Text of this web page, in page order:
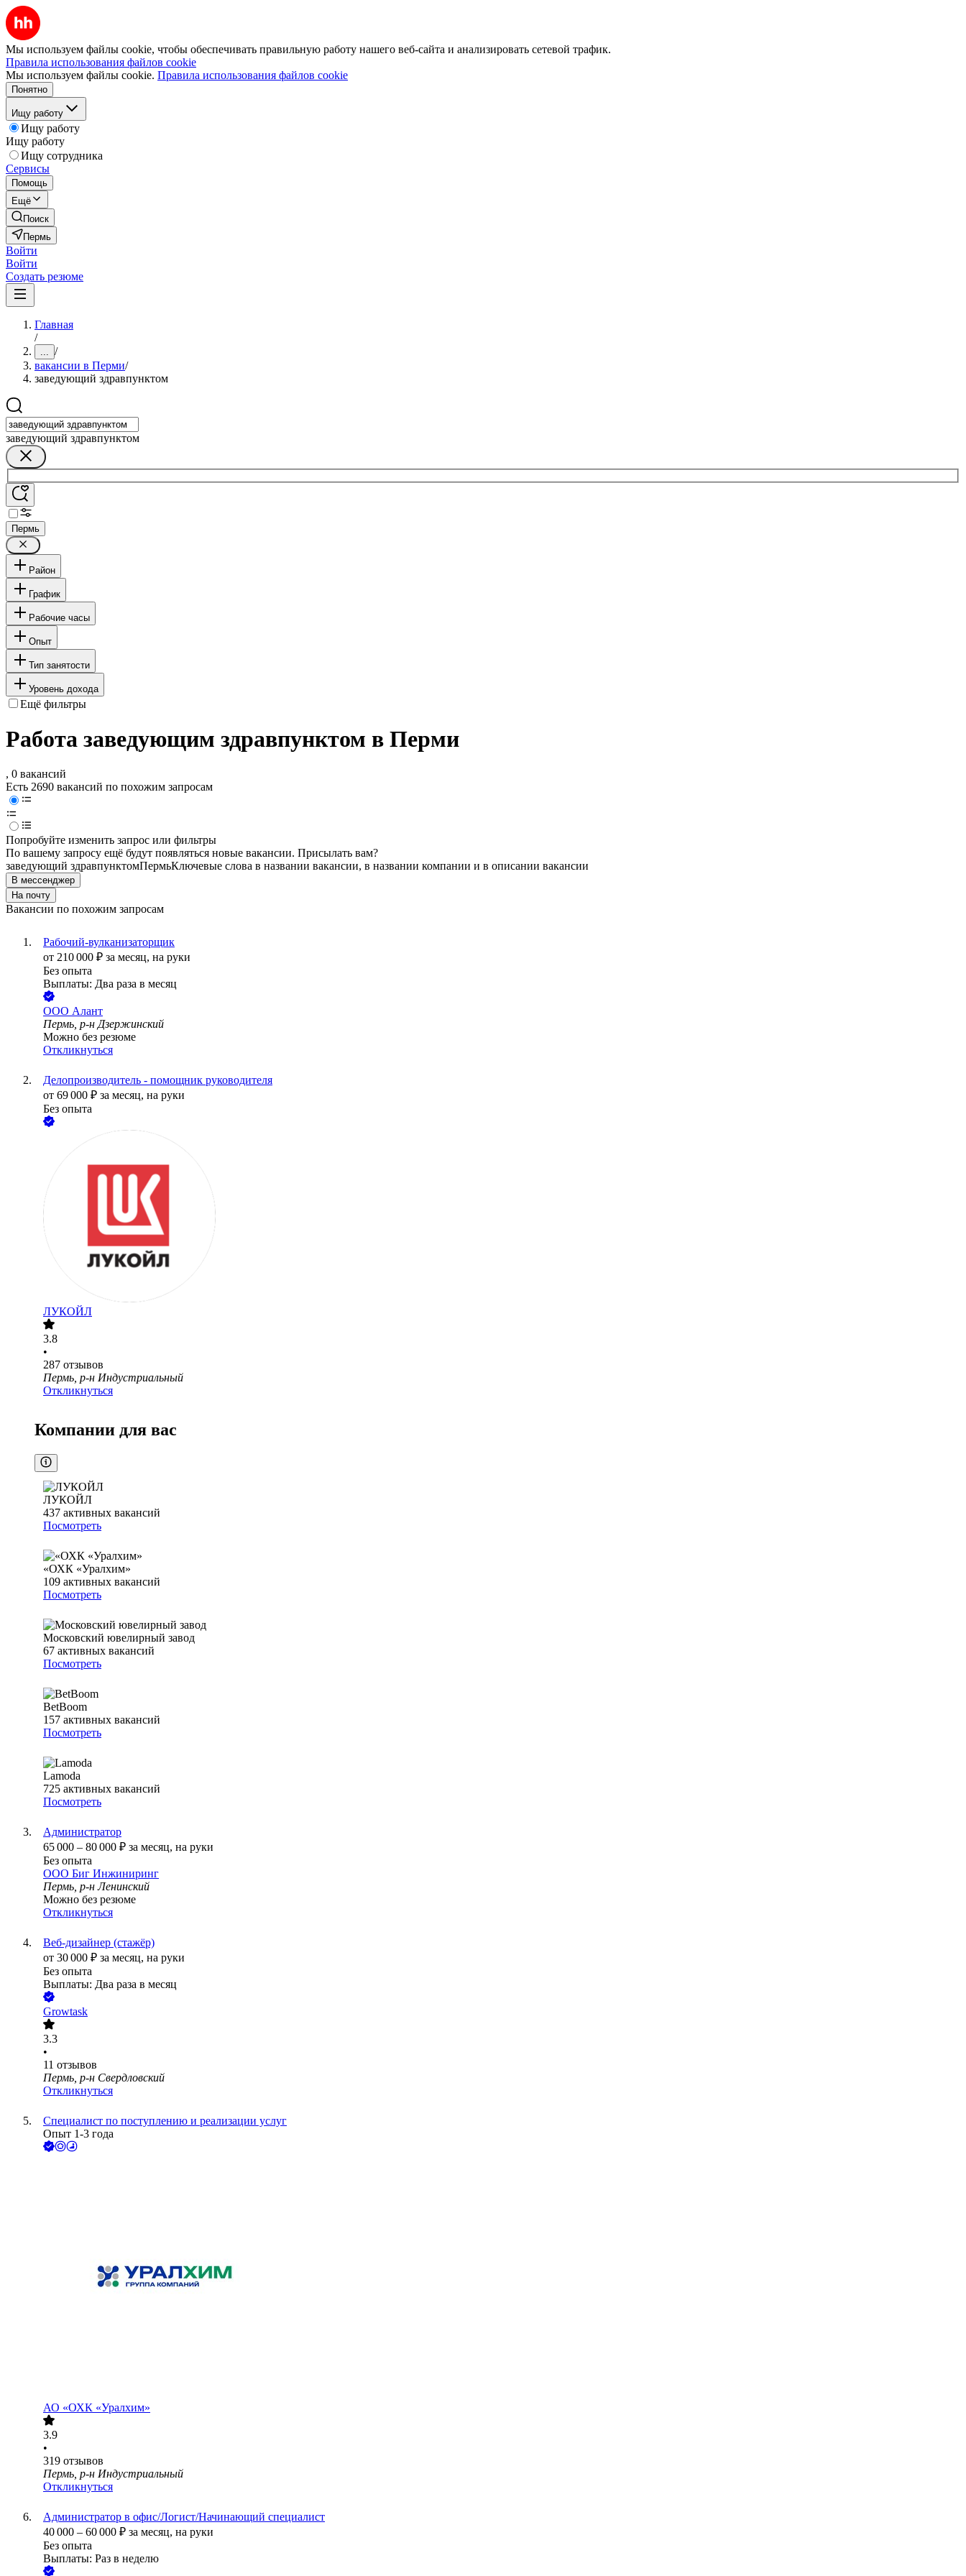
Мы используем файлы cookie, чтобы обеспечивать правильную работу нашего веб-сайта и анализировать сетевой трафик.
Правила использования файлов cookie
Мы используем файлы cookie. Правила использования файлов cookie
Понятно
Ищу работу
Ищу работу
Ищу работу
Ищу сотрудника
Сервисы
Помощь
Ещё
Поиск
Пермь
Войти
Войти
Создать резюме
Главная
/
... /
вакансии в Перми/
заведующий здравпунктом
заведующий здравпунктом
Пермь
Район
График
Рабочие часы
Опыт
Тип занятости
Уровень дохода
Ещё фильтры
Работа заведующим здравпунктом в Перми
, 0 вакансий
Есть 2690 вакансий по похожим запросам
Попробуйте изменить запрос или фильтры
По вашему запросу ещё будут появляться новые вакансии. Присылать вам?
заведующий здравпунктомПермьКлючевые слова в названии вакансии, в названии компании и в описании вакансии
В мессенджер
На почту
Вакансии по похожим запросам
Рабочий-вулканизаторщик
от 210 000 ₽ за месяц, на руки
Без опыта
Выплаты: Два раза в месяц
ООО Алант
Пермь, р-н Дзержинский
Можно без резюме
Откликнуться
Делопроизводитель - помощник руководителя
от 69 000 ₽ за месяц, на руки
Без опыта
ЛУКОЙЛ
3.8
•
287 отзывов
Пермь, р-н Индустриальный
Откликнуться
Компании для вас
ЛУКОЙЛ
437 активных вакансий
Посмотреть
«ОХК «Уралхим»
109 активных вакансий
Посмотреть
Московский ювелирный завод
67 активных вакансий
Посмотреть
BetBoom
157 активных вакансий
Посмотреть
Lamoda
725 активных вакансий
Посмотреть
Администратор
65 000 – 80 000 ₽ за месяц, на руки
Без опыта
ООО Биг Инжиниринг
Пермь, р-н Ленинский
Можно без резюме
Откликнуться
Веб-дизайнер (стажёр)
от 30 000 ₽ за месяц, на руки
Без опыта
Выплаты: Два раза в месяц
Growtask
3.3
•
11 отзывов
Пермь, р-н Свердловский
Откликнуться
Специалист по поступлению и реализации услуг
Опыт 1-3 года
АО «ОХК «Уралхим»
3.9
•
319 отзывов
Пермь, р-н Индустриальный
Откликнуться
Администратор в офис/Логист/Начинающий специалист
40 000 – 60 000 ₽ за месяц, на руки
Без опыта
Выплаты: Раз в неделю